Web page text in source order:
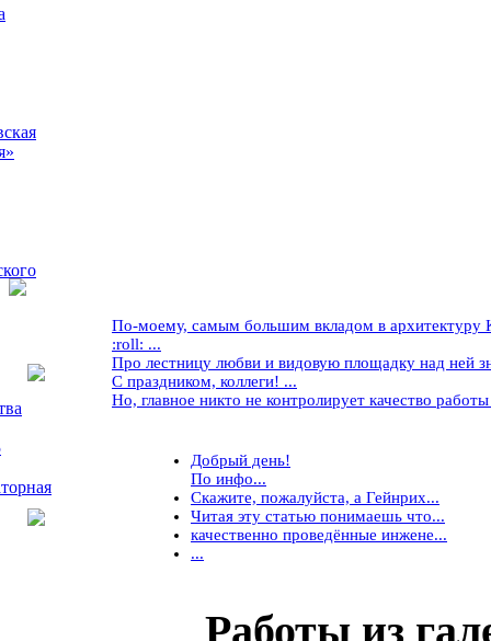
По-моему, самым большим вкладом в архитектуру
:roll: ...
Про лестницу любви и видовую площадку над ней
С праздником, коллеги! ...
Но, главное никто не контролирует качество
Добрый день!
По инфо...
Скажите, пожалуйста, а Гейнрих...
Читая эту статью понимаешь что...
качественно проведённые инжене...
...
Работыиз